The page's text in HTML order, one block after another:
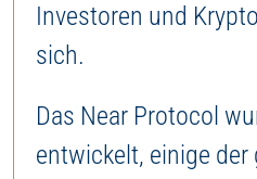
Investoren und
sich.
Das Near Protocol
entwickelt, einige der